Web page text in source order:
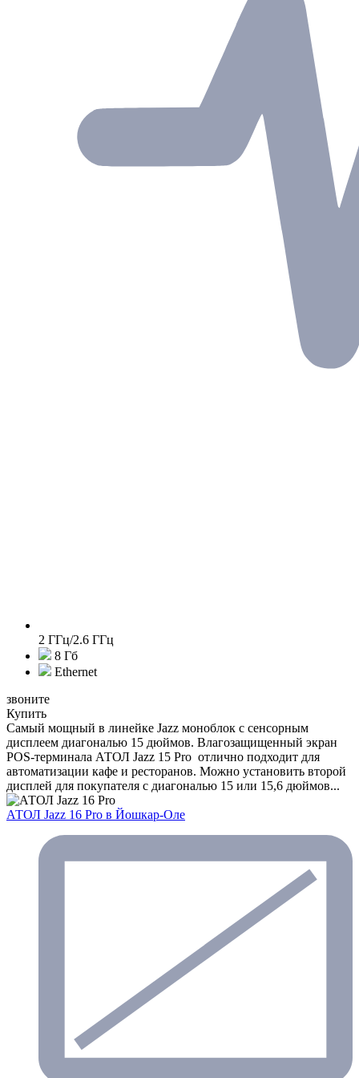
2 ГГц/2.6 ГГц
8 Гб
Ethernet
звоните
Купить
Самый мощный в линейке Jazz моноблок с сенсорным
дисплеем диагональю 15 дюймов. Влагозащищенный экран
POS-терминала АТОЛ Jazz 15 Pro отлично подходит для
автоматизации кафе и ресторанов. Можно установить второй
дисплей для покупателя с диагональю 15 или 15,6 дюймов...
АТОЛ Jazz 16 Pro в Йошкар-Оле